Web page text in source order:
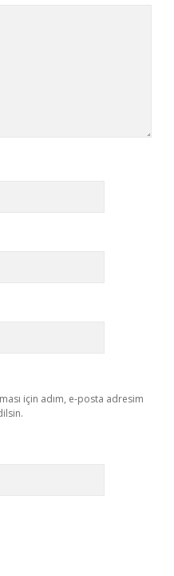
için adım, e-posta adresim